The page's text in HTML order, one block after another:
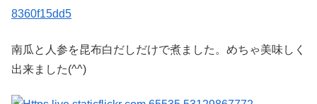
南瓜と人参を昆布白だしだけで煮ました。めちゃ美味しく
出来ました(^^)